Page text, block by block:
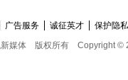
广告服务 诚征英才
保护隐
媒体
版权所有 Copyright ©